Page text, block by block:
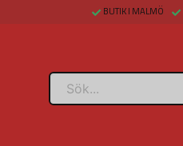
BUTIK I MALMÖ